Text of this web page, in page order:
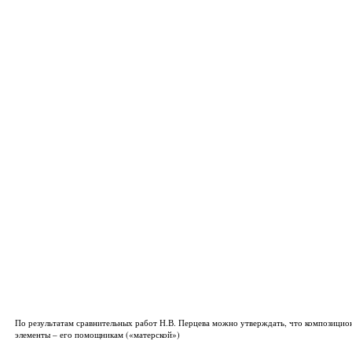
По результатам сравнительных работ Н.В. Перцева можно утверждать, что
элементы – его помощникам («матерской»)